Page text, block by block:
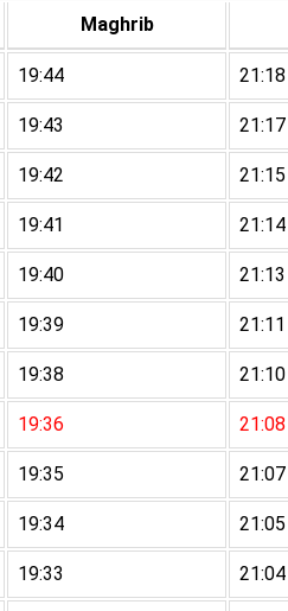
Maghrib
19:44 21:18
19:43 21:17
19:42 21:15
19:41 21:14
19:40 21:13
19:39 21:11
19:38 21:10
19:36 21:08
19:35 21:07
19:34 21:05
19:33 21:04